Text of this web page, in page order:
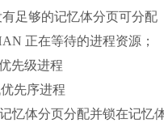
有足够的记忆体分页可分配
正在等待的进程资源；
先级进程
先序进程
忆体分页分配并锁在记忆